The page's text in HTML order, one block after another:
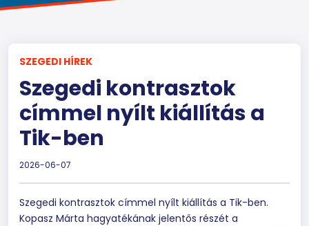
SZEGEDI HÍREK
Szegedi kontrasztok
címmel nyílt kiállítás a
Tik-ben
2026-06-07
Szegedi kontrasztok címmel nyílt kiállítás a Tik-ben.
Kopasz Márta hagyatékának jelentős részét a